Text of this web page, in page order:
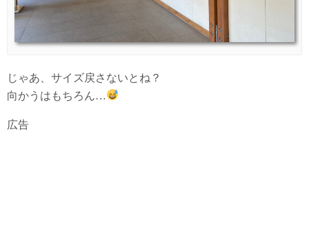
じゃあ、サイズ戻さないとね？
向かうはもちろん…
広告